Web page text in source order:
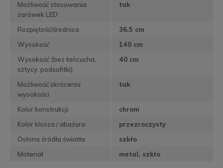
Możliwość stosowania
żarówek LED
tak
Rozpiętość/średnica
36,5 cm
Wysokość
140 cm
Wysokość (bez łańcucha,
sztycy, podsufitki)
40 cm
Możliwość skrócenia
wysokości
tak
Kolor konstrukcji
chrom
Kolor klosza / abażura
przezroczysty
Osłona źródła światła
szkło
Materiał
metal, szkło